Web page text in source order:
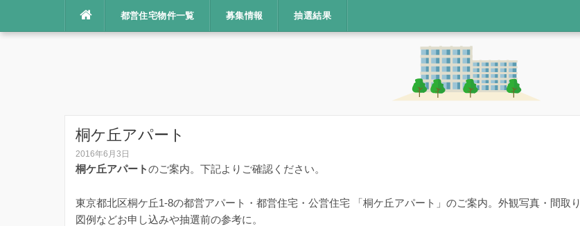
都営住宅物件一覧 募集情報 抽選結果
桐ケ丘アパート
2016年6月3日
桐ケ丘アパートのご案内。下記よりご確認ください。
東京都北区桐ケ丘1-8の都営アパート・都営住宅・公営住宅 「桐ケ丘アパート」のご案内。外観写真・間取り
図例などお申し込みや抽選前の参考に。